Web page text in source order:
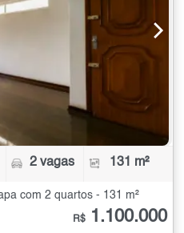
2 vagas 131 m²
com 2 quartos - 131 m²
R$ 1.100.000